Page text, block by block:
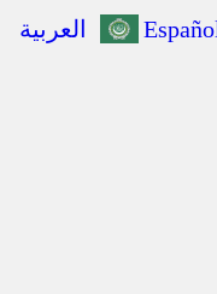
العربية